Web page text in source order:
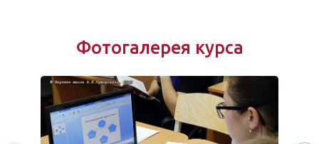
Фотогалерея курса